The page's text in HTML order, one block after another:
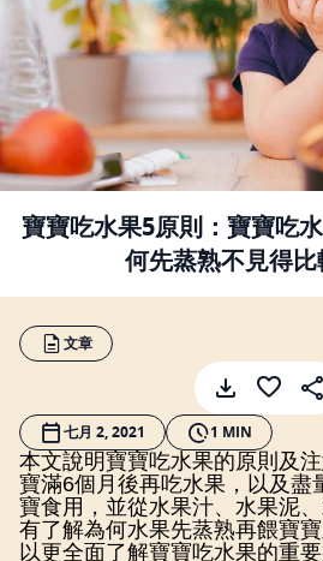
寶寶吃水果5原則：寶寶吃
何先蒸熟不見得比
文章
七月 2, 2021 1 MIN
本文說明寶寶吃水果的原則及
寶滿6個月後再吃水果，以及盡
寶食用，並從水果汁、水果泥
有了解為何水果先蒸熟再餵寶
以更全面了解寶寶吃水果的重要